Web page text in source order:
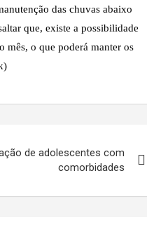
das chuvas abaixo
que, existe a possibilidade
mês, o que poderá manter os
de adolescentes com
comorbidades